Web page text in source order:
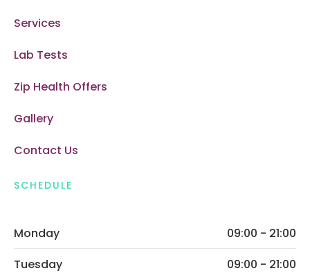
Services
Lab Tests
Zip Health Offers
Gallery
Contact Us
SCHEDULE
Monday
09:00 - 21:00
Tuesday
09:00 - 21:00